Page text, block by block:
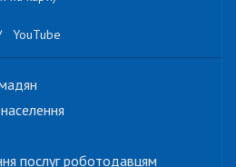
YouTube
послуг роботодавцям